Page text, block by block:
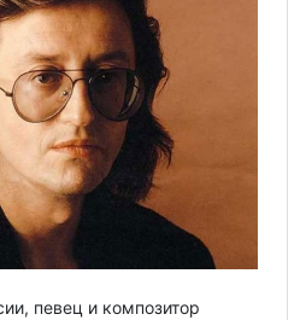
певец и композитор